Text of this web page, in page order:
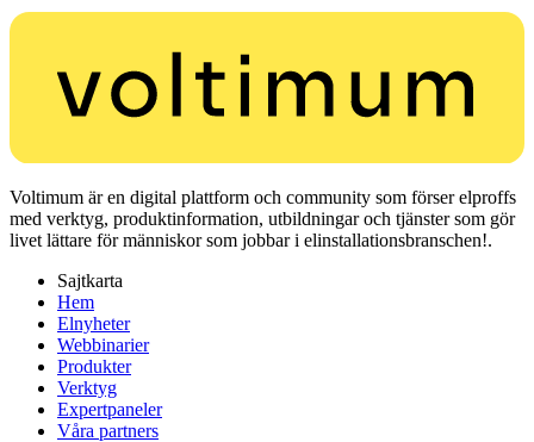
Voltimum är en digital plattform och community som förser elproffs
med verktyg, produktinformation, utbildningar och tjänster som gör
livet lättare för människor som jobbar i elinstallationsbranschen!.
Sajtkarta
Hem
Elnyheter
Webbinarier
Produkter
Verktyg
Expertpaneler
Våra partners